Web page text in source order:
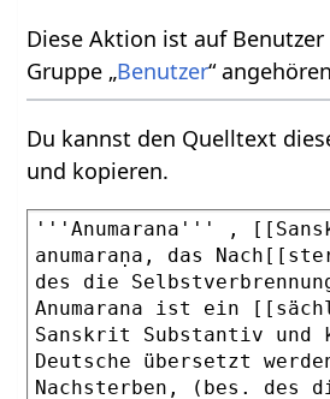
Diese Aktion ist auf
Gruppe „Benutzer“
Du kannst den Quelltext
und kopieren.